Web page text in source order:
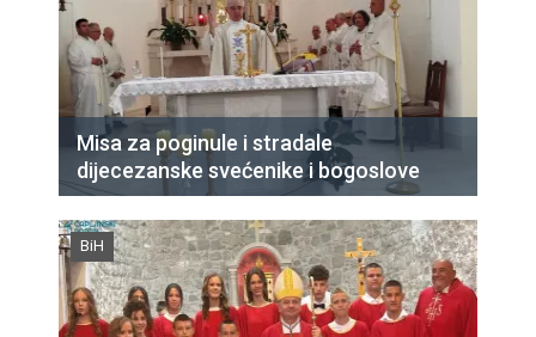
Misa za poginule i stradale
dijecezanske svećenike i bogoslove
BiH